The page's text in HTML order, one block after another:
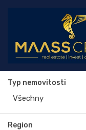
Typ nemovitosti
Všechny
Region